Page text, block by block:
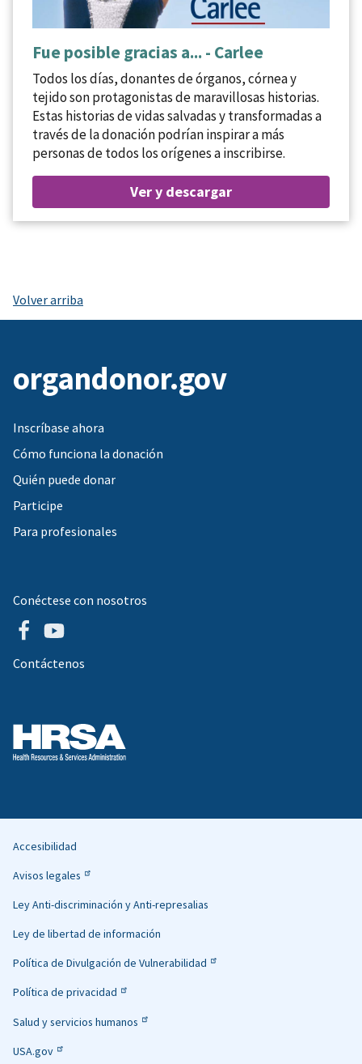
Fue posible gracias a... - Carlee
Todos los días, donantes de órganos, córnea y
tejido son protagonistas de maravillosas historias.
Estas historias de vidas salvadas y transformadas a
través de la donación podrían inspirar a más
personas de todos los orígenes a inscribirse.
Ver y descargar
Volver arriba
organdonor.gov
Inscríbase ahora
Cómo funciona la donación
Quién puede donar
Participe
Para profesionales
Conéctese con nosotros
Contáctenos
Helpful
Links
Accesibilidad
Avisos legales
Ley Anti-discriminación y Anti-represalias
Ley de libertad de información
Política de Divulgación de Vulnerabilidad
Política de privacidad
Salud y servicios humanos
USA.gov